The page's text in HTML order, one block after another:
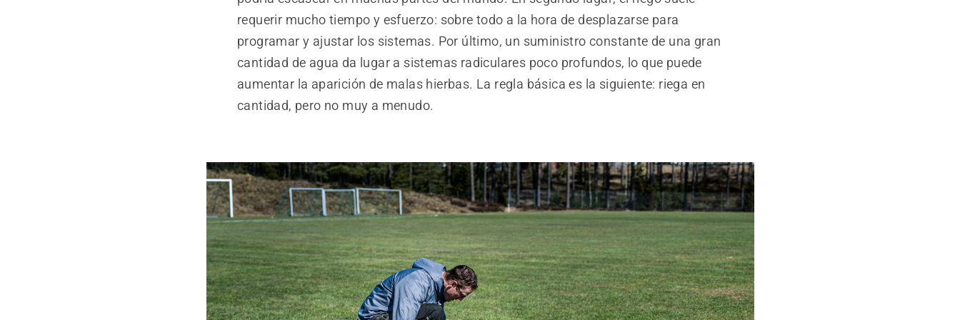
requerir mucho tiempo y esfuerzo: sobre todo a la hora de desplazarse para
programar y ajustar los sistemas. Por último, un suministro constante de una gran
cantidad de agua da lugar a sistemas radiculares poco profundos, lo que puede
aumentar la aparición de malas hierbas. La regla básica es la siguiente: riega en
cantidad, pero no muy a menudo.